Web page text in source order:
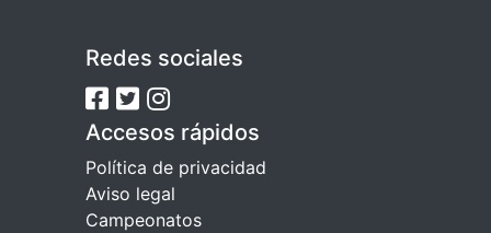
Redes sociales
Accesos rápidos
Política de privacidad
Aviso legal
Campeonatos